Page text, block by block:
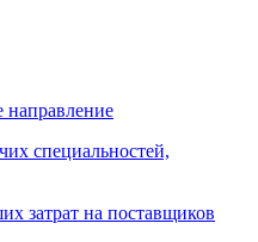
направление
специальностей,
затрат на поставщиков